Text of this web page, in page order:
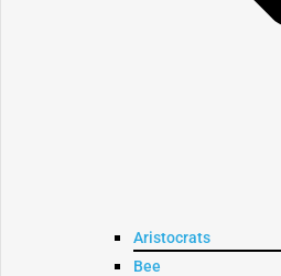
Aristocrats
Bee